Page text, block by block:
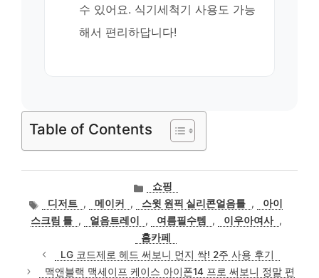
수 있어요. 식기세척기 사용도 가능
해서 편리하답니다!
Table of Contents
카
테
고
리
쇼핑
태
그
디저트 , 메이커 , 스윗 원픽 실리콘얼음틀 ,
아이
스크림 틀 , 얼음트레이 , 여름필수템 , 이우아여사 ,
홈카페
LG 코드제로 헤드 써보니 먼지 싹! 2주 사용 후기
맥앤블랙 맥세이프 케이스 아이폰14 프로 써보니 정말 편